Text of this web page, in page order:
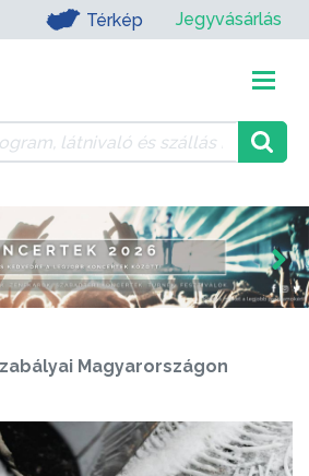
Térkép Jegyvásárlás
Magyarországon